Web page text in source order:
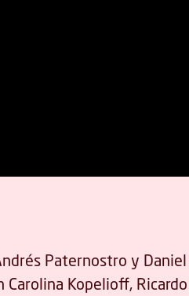
Paternostro y
Kopelioff, Ricardo